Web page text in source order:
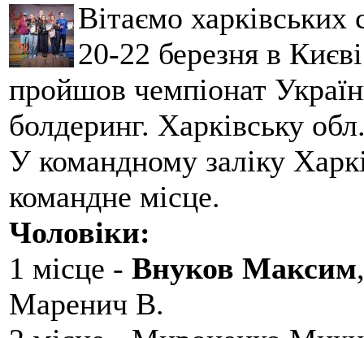
Вітаємо
20-22 березня в
пройшов чемпіонат
болдеринг. Харківську
У командному заліку
командне місце.
Чоловіки:
1 місце - Внуков Максим
Маренич В.